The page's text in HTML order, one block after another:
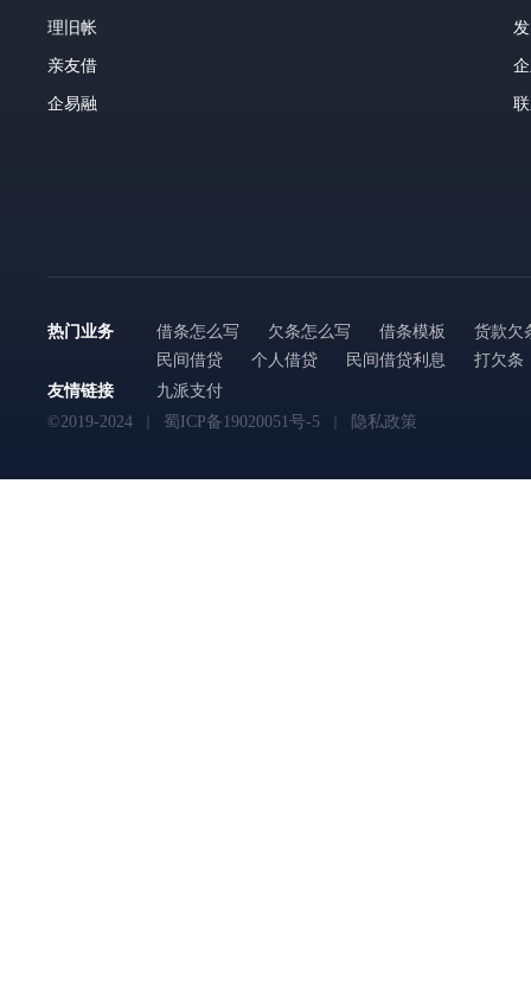
理旧帐
亲友借
企易融
热门业务 借条怎么写 欠条怎么写 借条模板
货款欠
民间借贷
个人借贷 民间借贷利息
打欠条
友情链接
九派支付
©2019-2024
蜀ICP备19020051号-5 隐私政策